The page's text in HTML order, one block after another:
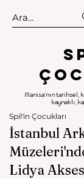
Manisa'nın tarihsel,
kaynaklı,
İstanbul
Lidya
Spil'in Çocukları